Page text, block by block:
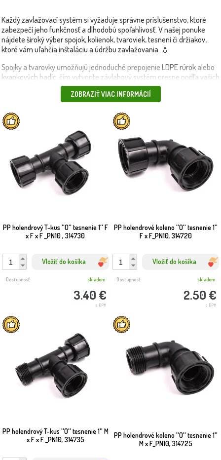
Každý zavlažovací systém si vyžaduje správne príslušenstvo, ktoré
zabezpečí jeho funkčnosť a dlhodobú spoľahlivosť. V našej ponuke
nájdete široký výber spojok, kolienok, tvaroviek, tesnení či držiakov,
ktoré vám uľahčia inštaláciu a údržbu zavlažovania. 💧
Spojky a tvarovky umožňujú jednoduché prepojenie LDPE rúrok alebo
kvapkových hadíc , čím vytvoríte závlahový systém presne podľa vašich
potrieb. Rýchlospojky a konektory zaručujú flexibilitu a jednoduché
rozšírenie či úpravy systému.
Nezabudnite ani na držiaky hadíc, filtre, tesnenia a ďalšie komponenty,
ktoré zabezpečia tesnosť spojov a ochranu pred znečistením.
Príslušenstvo je kompatibilné s našimi
takže máte istotu, že všetko bude fungovať spoľahlivo. 🔧
💡 Tip: Vždy sa oplatí mať poruke náhradné tesnenia a spojky – pri
náhlej poruche ich rýchlo vymeníte a systém opäť bezchybne funguje.
📦 Produkty doručíme rýchlo a bezpečne – vlastnou dopravou alebo
ZOBRAZIŤ VIAC INFORMÁCIÍ
PP holendrový T-kus ''O'' tesnenie 1'' F
x F x F _PN10 , 314730
Vložiť do košíka
3.40 €
s DPH
Dostupnosť: skladom
PP holendrové koleno ''O'' tesnenie 1''
F x F_PN10, 314720
Vložiť do košíka
2.50 €
s DPH
Dostupnosť: skladom
PP holendrový T-kus ''O'' tesnenie 1'' M
x F x F _PN10, 314735
PP holendrové koleno ''O'' tesnenie 1''
M x F_PN10, 314725